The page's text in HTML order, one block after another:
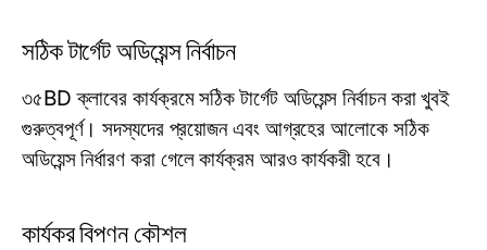
সঠিক টার্গেট অডিয়েন্স নির্বাচন
৩৫BD ক্লাবের কার্যক্রমে সঠিক টার্গেট অডিয়েন্স নির্বাচন করা খুবই
গুরুত্বপূর্ণ। সদস্যদের প্রয়োজন এবং আগ্রহের আলোকে সঠিক
অডিয়েন্স নির্ধারণ করা গেলে কার্যক্রম আরও কার্যকরী হবে।
কার্যকর বিপণন কৌশল